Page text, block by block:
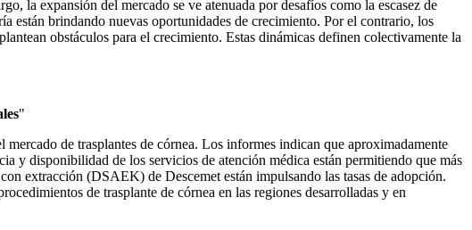
la expansión del mercado se ve atenuada por desafíos como la escasez de
están brindando nuevas oportunidades de crecimiento. Por el contrario, los
obstáculos para el crecimiento. Estas dinámicas definen colectivamente la
"
de trasplantes de córnea. Los informes indican que aproximadamente
y disponibilidad de los servicios de atención médica están permitiendo que más
extracción (DSAEK) de Descemet están impulsando las tasas de adopción.
de trasplante de córnea en las regiones desarrolladas y en